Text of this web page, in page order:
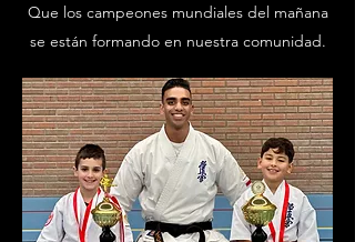
Que los campeones mundiales del mañana
se están formando en nuestra comunidad.